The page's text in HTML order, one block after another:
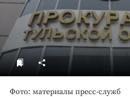
Фото: материалы пресс-служб